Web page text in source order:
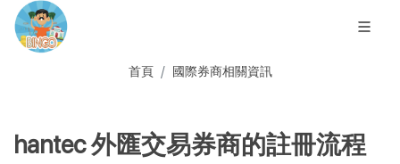
首頁 國際券商相關資訊
hantec 外匯交易券商的註冊流程